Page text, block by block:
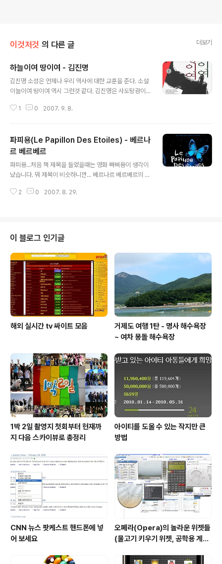
이것저것 의 다른 글 더보기
하늘이여 땅이여 - 김진명
김진명 소성은 언제나 우리 역사에 대한 교훈을 준다. 소설
이늘이여 땅이여 역시 그런것 같다. 김진명은 사도탕광이
사도탕관은 사람은 누구나 깨닮음을 통해 신이 될수있고
리민족과 함꼐 전해 내려운 수많은 민족 문화가 사라져 가
는 것에 대해 안타가워하고 있었다. 또한 과거 일본 식민지
시대에 자행된 우리의 잃어버린 역사를 찾는일이 무엇보다
고 중요하다고 말한다. 작가는 일본 최고의 프로그래머 기
미히토와 해커천재 유학생 수아라는 인물을 등장시켜, 사
도탕광과 함께 이야기를 이끌어나가면서 그들이 그동안 자
1 0 2007. 9. 8.
파피용(Le Papillon Des Etoiles) - 베르나
르 베르베르
파피용...처음 책 제목을 들었을때는 영화 빠삐용이 생각이
났습니다. 뭐 제목이 비슷하니깐... 베르나르 베르베르의 신
하고 있던차에 서점에 들르니 이게 떡하니 베스트셀러 1위
라메르라는 괴짜 발명가는 아버지가 마지막으로 남기고간
마지막 희망이란 프로젝트를 우연히 발견하고 자신의 마지
막 프로젝트라 여기게 됩니다. 이후 자금적인 지원을 해주
는 맥나마라, 항해전문가 말로리 등 프로젝트를 같이 이끌
어갈 많은 사람들을 만나게 됩니다. 그렇게 그 프로젝트는
시작 됩니다. 프로젝트는 간단이 이러했..
2 0 2007. 8. 29.
이 블로그 인기글
해외 실시간 tv 싸이트 모음
거제도 여행 1탄 - 명사 해수욕장
~ 여차 몽돌 해수욕장
1박 2일 촬영지 첫회부터 현재까
지 다음 스카이뷰로 총정리
아이티를 도울 수 있는 작지만 큰
방법
CNN 뉴스 팟케스트 핸드폰에 넣
어 보세요
오페라(Opera)의 놀라운 위젯들
(물고기 키우기 위젯, 공학용 계산